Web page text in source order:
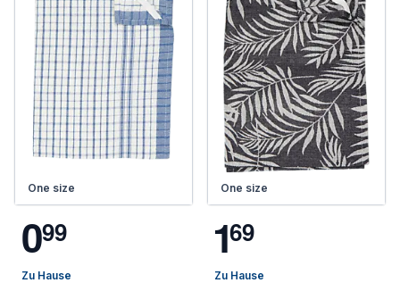
One size
099
Zu Hause
One size
169
Zu Hause